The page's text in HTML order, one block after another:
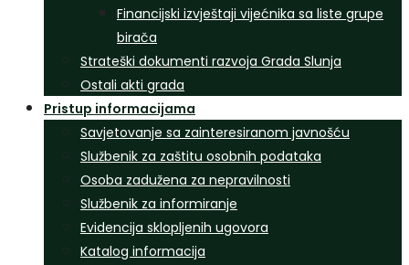
Financijski izvještaji vijećnika sa liste grupe
birača
Strateški dokumenti razvoja Grada Slunja
Ostali akti grada
Pristup informacijama
Savjetovanje sa zainteresiranom javnošću
Službenik za zaštitu osobnih podataka
Osoba zadužena za nepravilnosti
Službenik za informiranje
Evidencija sklopljenih ugovora
Katalog informacija